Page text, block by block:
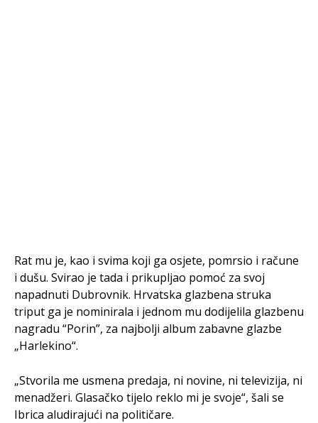
Rat mu je, kao i svima koji ga osjete, pomrsio i račune
i dušu. Svirao je tada i prikupljao pomoć za svoj
napadnuti Dubrovnik. Hrvatska glazbena struka
triput ga je nominirala i jednom mu dodijelila glazbenu
nagradu “Porin”, za najbolji album zabavne glazbe
„Harlekino“.
„Stvorila me usmena predaja, ni novine, ni televizija, ni
menadžeri. Glasačko tijelo reklo mi je svoje“, šali se
Ibrica aludirajući na političare.